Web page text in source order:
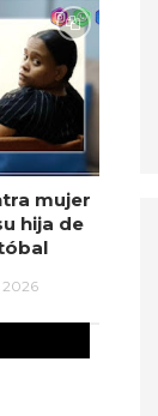
mujer
hija de
2026